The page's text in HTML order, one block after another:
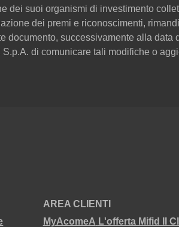
dei suoi organismi di investimento
dei premi e riconoscimenti,
documento, successivamente alla data
di comunicare tali modifiche o
AREA CLIENTI
MyAcomeA L'offerta Mifid II